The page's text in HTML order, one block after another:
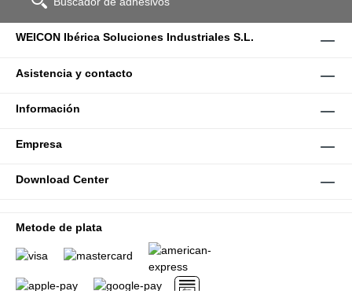
WEICON Ibérica Soluciones Industriales S.L.
Asistencia y contacto
Información
Empresa
Download Center
Metode de plata